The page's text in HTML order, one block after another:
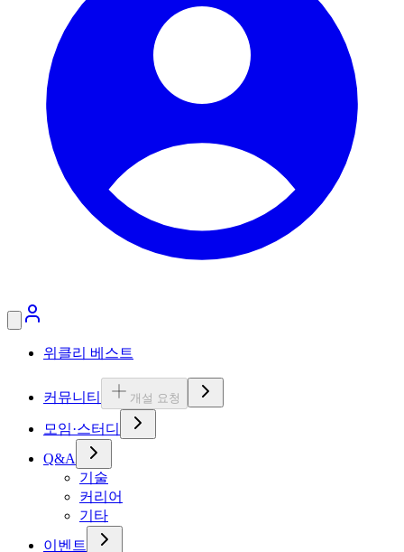
위클리 베스트
커뮤니티 개설 요청
모임·스터디
Q&A
기술
커리어
기타
이벤트